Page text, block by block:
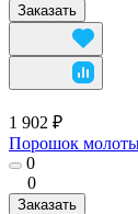
Заказать
1 902 ₽
Порошок
0
0
Заказать